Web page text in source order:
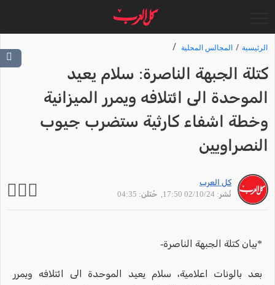
الرئيسية المجالس المحلية
كتلة الجبهة الناصرة: سلام يعيد
الموحدة الى ائتلافه ويمرر الميزانية
وخطة اشفاء كارثية ستضرب جيوب
النصراويين
كل العرب
نُشر: 02/10/24 17:50
, حُتلن: 04:35
*بيان كتلة الجبهة الناصرة-
بعد بالونات اعلامية، سلام يعيد الموحدة الى ائتلافه ويمرر